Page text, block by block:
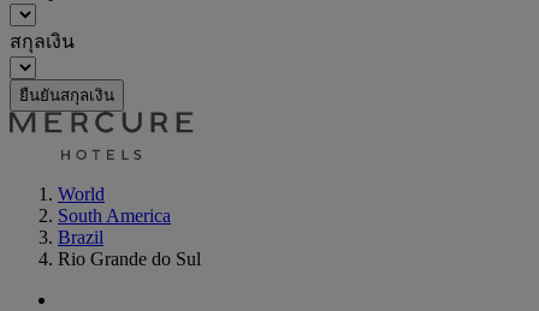
สกุลเงิน
ยืนยันสกุลเงิน
World
South America
Brazil
Rio Grande do Sul